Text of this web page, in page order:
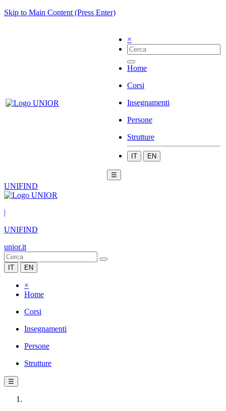
Skip to Main Content (Press Enter)
×
Home
Corsi
Insegnamenti
Persone
Strutture
IT EN
☰
UNIFIND
|
UNIFIND
unior.it
IT EN
×
Home
Corsi
Insegnamenti
Persone
Strutture
☰